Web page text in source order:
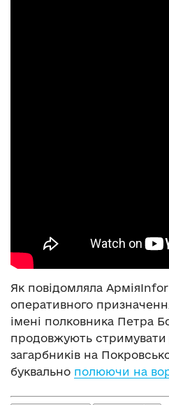
Як повідомляла
оперативного
імені полковника Петра
продовжують стримувати
загарбників на
буквально полюючи на